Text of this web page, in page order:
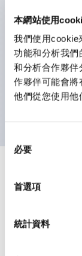
本網站使用
我們使用cookie
功能和分析我們
和分析合作夥伴
作夥伴可能會將
他們從您使用他
必要
首選項
統計資料
可清楚辨識正
燈時的顏色識
符合 ISO
顏色表現更明